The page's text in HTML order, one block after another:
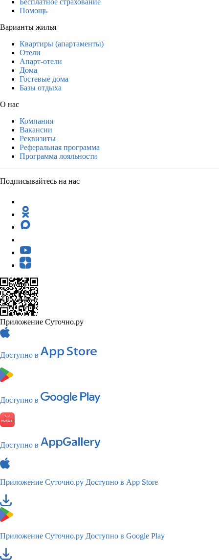
Помощь
Варианты жилья
Квартиры (апартаменты)
Отели
Апарт-отели
Дома
Гостевые дома
Базы отдыха
О нас
Компания
Вакансии
Реквизиты
Реферальная программа
Программа лояльности
Подписывайтесь на нас
Приложение Суточно.ру
Доступно в
Доступно в
Доступно в
Приложение Суточно.ру Доступно в App Store
Приложение Суточно.ру Доступно в Google Play